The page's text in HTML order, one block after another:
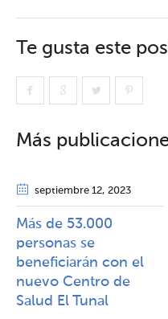
Te gusta este
Más
septiembre 12, 2023
Más de 53.000
personas se
beneficiarán con el
nuevo Centro de
Salud El Tunal